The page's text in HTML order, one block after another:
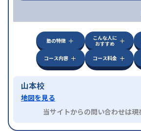
塾の特徴
こんな人に
おすすめ
コース内容
コース料金
山本校
地図を見る
当サイトからの問い合わせは